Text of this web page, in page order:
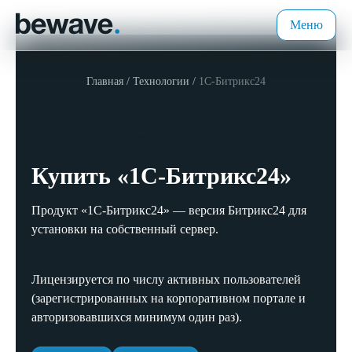
Меню
Главная Технологии 1С-Битрикс24
Купить «1С-Битрикс24»
Продукт «1С-Битрикс24» — версия Битрикс24 для
установки на собственный сервер.
Лицензируется по числу активных пользователей
(зарегистрированных на корпоративном портале и
авторизовавшихся минимум один раз).